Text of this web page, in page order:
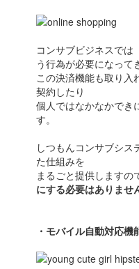
コンサブビジネスでは
う行為が必要になって
この決済機能も取り入
契約したり
個人ではなかなかでき
す。
しつもんコンサブシス
た仕組みを
まるごと提供しますの
にする必要はありませ
・モバイル自動対応機